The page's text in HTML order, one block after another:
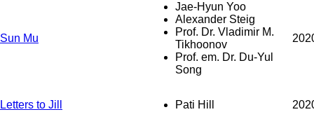
Sun Mu
Jae-Hyun Yoo
Alexander Steig
Prof. Dr. Vladimir M.
Tikhoonov
Prof. em. Dr. Du-Yul
Song
Letters to Jill Pati Hill